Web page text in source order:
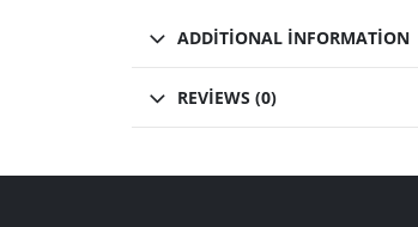
ADDITIONAL INFORMATION
REVIEWS (0)